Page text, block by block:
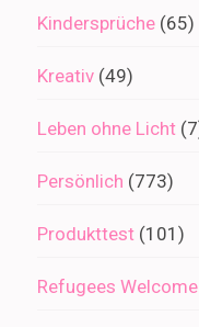
Kindersprüche (65)
Kreativ (49)
Leben ohne Licht
Persönlich (773)
Produkttest (101)
Refugees Welcome